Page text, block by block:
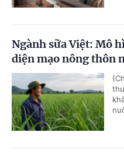
Ngành sữa Việt: Mô
diện mạo nông thôn